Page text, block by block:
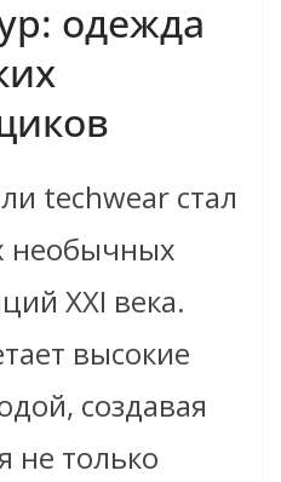
одежда
techwear стал
необычных
XXI века.
высокие
создавая
не только